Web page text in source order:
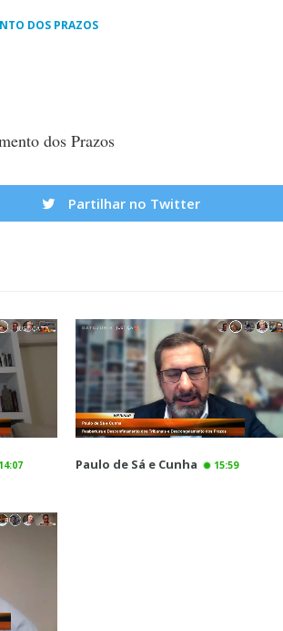
DOS PRAZOS
dos Prazos
Partilhar no Twitter
14:07 Paulo de Sá e Cunha 15:59